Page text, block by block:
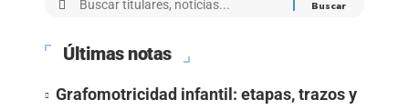
Últimas notas
Grafomotricidad infantil: etapas, trazos y